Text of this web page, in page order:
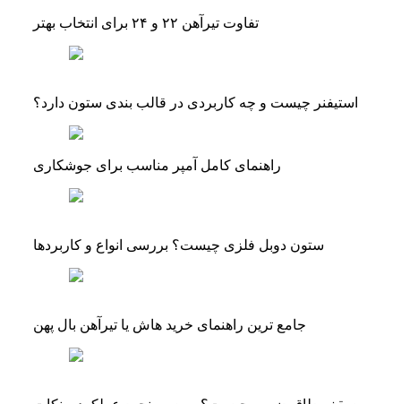
تفاوت تیرآهن ۲۲ و ۲۴ برای انتخاب بهتر
استیفنر چیست و چه کاربردی در قالب بندی ستون دارد؟
راهنمای کامل آمپر مناسب برای جوشکاری
ستون دوبل فلزی چیست؟ بررسی انواع و کاربردها
جامع ترین راهنمای خرید هاش یا تیرآهن بال پهن